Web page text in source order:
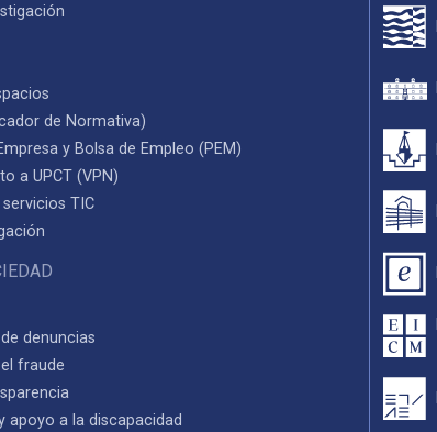
de Normativa)
y Bolsa de Empleo (PEM)
a UPCT (VPN)
TIC
denuncias
fraude
apoyo a la discapacidad